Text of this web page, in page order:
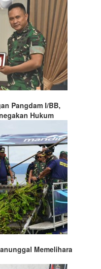
Pangdam I/BB,
Hukum
Memelihara